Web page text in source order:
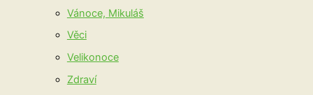
Vánoce, Mikuláš
Věci
Velikonoce
Zdraví